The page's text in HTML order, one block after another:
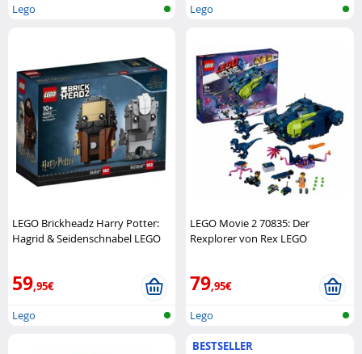
Lego
Lego
LEGO Brickheadz Harry Potter:
Hagrid & Seidenschnabel LEGO
59,95€
Lego
LEGO Movie 2 70835: Der
Rexplorer von Rex LEGO
79,95€
Lego
BESTSELLER